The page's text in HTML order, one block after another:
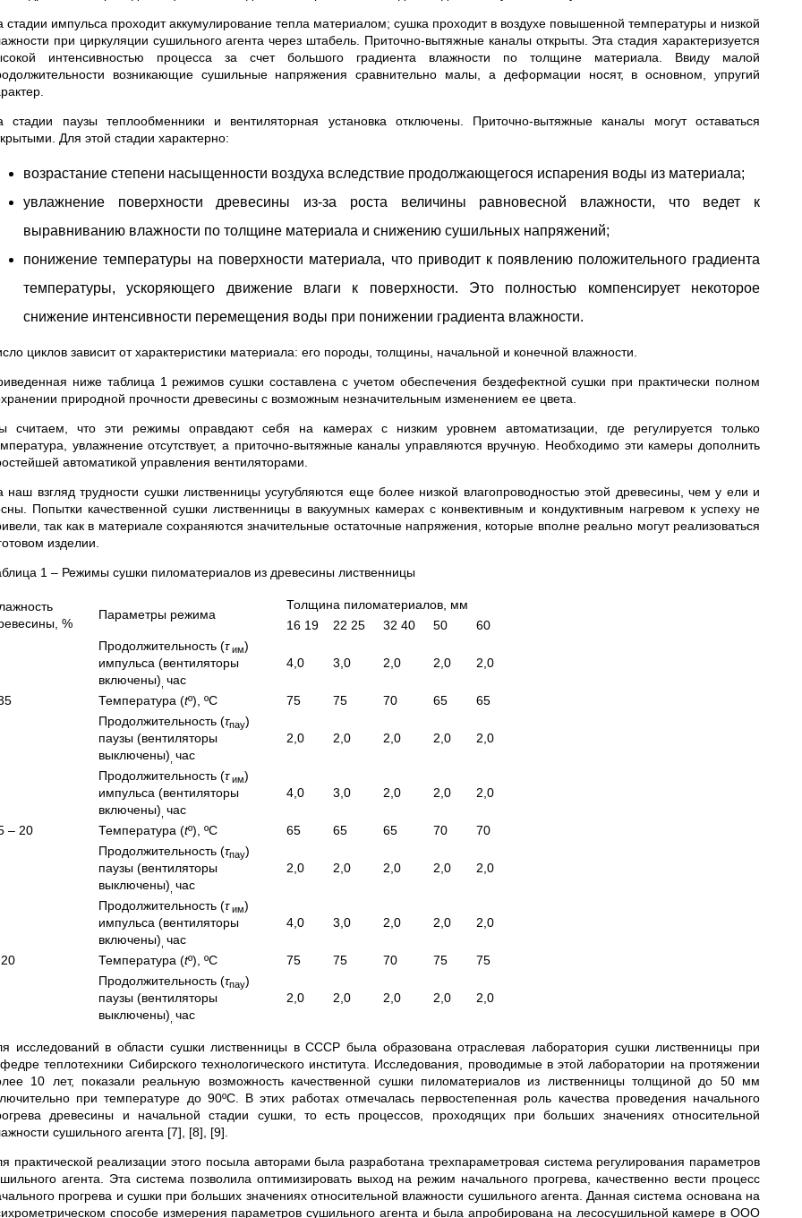
стадии импульса проходит аккумулирование тепла материалом; сушка проходит в воздухе повышенной температуры и низкой
при циркуляции сушильного агента через штабель. Приточно-вытяжные каналы открыты. Эта стадия характеризуется
интенсивностью процесса за счет большого градиента влажности по толщине материала. Ввиду малой
возникающие сушильные напряжения сравнительно малы, а деформации носят, в основном, упругий
стадии паузы теплообменники и вентиляторная установка отключены. Приточно-вытяжные каналы могут оставаться
Для этой стадии характерно:
возрастание степени насыщенности воздуха вследствие продолжающегося испарения воды из материала;
увлажнение поверхности древесины из-за роста величины равновесной влажности, что ведет к
выравниванию влажности по толщине материала и снижению сушильных напряжений;
понижение температуры на поверхности материала, что приводит к появлению положительного градиента
температуры, ускоряющего движение влаги к поверхности. Это полностью компенсирует некоторое
снижение интенсивности перемещения воды при понижении градиента влажности.
циклов зависит от характеристики материала: его породы, толщины, начальной и конечной влажности.
ниже таблица 1 режимов сушки составлена с учетом обеспечения бездефектной сушки при практически полном
природной прочности древесины с возможным незначительным изменением ее цвета.
считаем, что эти режимы оправдают себя на камерах с низким уровнем автоматизации, где регулируется только
увлажнение отсутствует, а приточно-вытяжные каналы управляются вручную. Необходимо эти камеры дополнить
автоматикой управления вентиляторами.
наш взгляд трудности сушки лиственницы усугубляются еще более низкой влагопроводностью этой древесины, чем у ели и
Попытки качественной сушки лиственницы в вакуумных камерах с конвективным и кондуктивным нагревом к успеху не
так как в материале сохраняются значительные остаточные напряжения, которые вполне реально могут реализоваться
изделии.
1 – Режимы сушки пиломатериалов из древесины лиственницы
%
Параметры режима
Толщина пиломатериалов, мм
16 19
22 25 32 40 50 60
Продолжительность (τ им)
импульса (вентиляторы
включены) час
4,0 3,0 2,0 2,0 2,0
Температура (tº), ºС 75 75 70 65
65
Продолжительность (τпау)
паузы (вентиляторы
выключены) час
2,0 2,0 2,0 2,0 2,0
– 20
Продолжительность (τ им)
импульса (вентиляторы
включены) час
4,0 3,0 2,0 2,0 2,0
Температура (tº), ºС 65 65 65 70
70
Продолжительность (τпау)
паузы (вентиляторы
выключены) час
2,0 2,0 2,0 2,0 2,0
Продолжительность (τ им)
импульса (вентиляторы
включены) час
4,0 3,0 2,0 2,0 2,0
Температура (tº), ºС 75 75 70 75
75
Продолжительность (τпау)
паузы (вентиляторы
выключены) час
2,0 2,0 2,0 2,0 2,0
исследований в области сушки лиственницы в СССР была образована отраслевая лаборатория сушки лиственницы при
теплотехники Сибирского технологического института. Исследования, проводимые в этой лаборатории на протяжении
10 лет, показали реальную возможность качественной сушки пиломатериалов из лиственницы толщиной до 50 мм
при температуре до 90ºС. В этих работах отмечалась первостепенная роль качества проведения начального
древесины и начальной стадии сушки, то есть процессов, проходящих при больших значениях относительной
сушильного агента [7], [8], [9].
практической реализации этого посыла авторами была разработана трехпараметровая система регулирования параметров
агента. Эта система позволила оптимизировать выход на режим начального прогрева, качественно вести процесс
прогрева и сушки при больших значениях относительной влажности сушильного агента. Данная система основана на
способе измерения параметров сушильного агента и была апробирована на лесосушильной камере в ООО